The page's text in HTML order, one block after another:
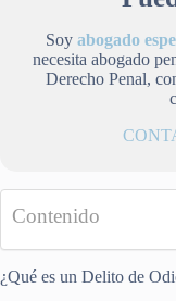
Soyabogado
necesita abogado
Derecho Penal,
Contenido
¿Qué es un Delito de